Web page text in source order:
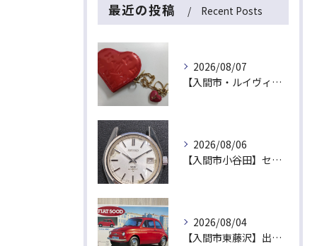
最近の投稿 Recent Posts
2026/08/07
【入間市・ルイヴィトン買取】ハート型が可愛い！ヴェルニ「ポルトモネ・クール」を最高値でお買取！
2026/08/06
【入間市小谷田】セイコーの名機「キングセイコー（45KS）」をお買取！ベルトなし・文字盤のシミ・不動品も高価買取いたします
2026/08/04
【入間市東藤沢】出張買取にて絶版プラモデル「フィアット500D」をお買取！暑い夏は涼しいご自宅で「無料出張買取」をご利用ください